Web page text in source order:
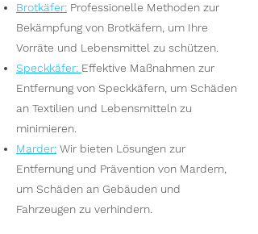
Brotkäfer: Professionelle Methoden zur
Bekämpfung von Brotkäfern, um Ihre
Vorräte und Lebensmittel zu schützen.
Speckkäfer: Effektive Maßnahmen zur
Entfernung von Speckkäfern, um Schäden
an Textilien und Lebensmitteln zu
minimieren.
Marder: Wir bieten Lösungen zur
Entfernung und Prävention von Mardern,
um Schäden an Gebäuden und
Fahrzeugen zu verhindern.